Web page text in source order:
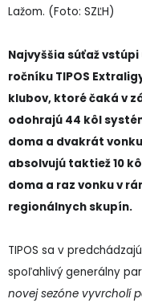
Lažom. (Foto: SZĽH)
Najvyššia súťaž vstúpi
ročníku TIPOS
klubov, ktoré čaká v
odohrajú 44 kôl
doma a dvakrát
absolvujú taktiež 10
doma a raz vonku v
regionálnych skupín.
TIPOS sa v
spoľahlivý generálny
novej sezóne vyvrcholí